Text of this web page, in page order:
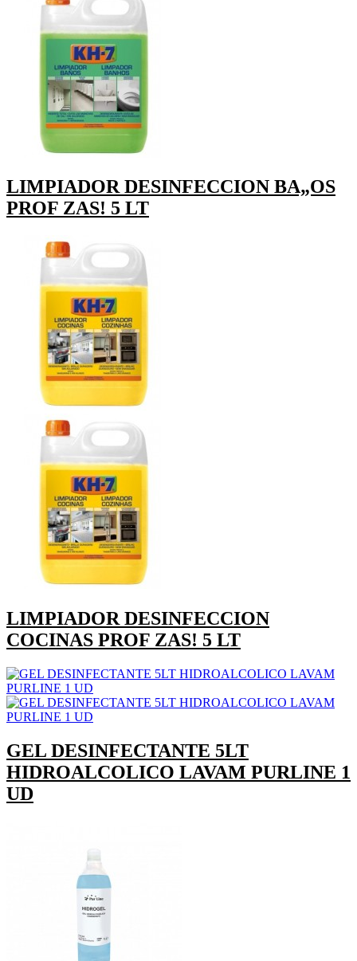
LIMPIADOR DESINFECCION BA„OS
PROF ZAS! 5 LT
LIMPIADOR DESINFECCION
COCINAS PROF ZAS! 5 LT
GEL DESINFECTANTE 5LT
HIDROALCOLICO LAVAM PURLINE 1
UD